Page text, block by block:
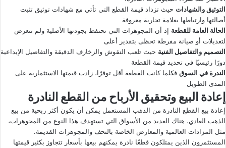
التوثيق والشهادات حيث تزداد قيمة القطع التي تأتي مع شهادات توثيق تثبت
أصالتها وارتباطها بعلامة تجارية معروفة
الحالة العامة للقطعة إذ أن المجوهرات التي تحتفظ بجودتها الأصلية ولم تتعرض
لتعديلات أو صيانة مفرطة تحظى بتقدير أعلى
التصميم والتفاصيل الفنية حيث تلعب النقوش والزخارف الدقيقة والتفاصيل الإبداعية
دورًا رئيسيًا في تحديد قيمة القطعة
الندرة في السوق فكلما كانت القطعة أقل توفرًا، زادت قيمتها الاستثمارية على
المدى الطويل
إعادة البيع وتحقيق الأرباح من القطع النادرة
إعادة بيع القطع النادرة من الذهب المستعمل يمكن أن يكون أكثر ربحية من بيع
الذهب العادي. هناك العديد من الأسواق التي تستهدف هذا النوع من المجوهرات،
مثل المزادات العالمية والمعارض الخاصة بالتحف والمجوهرات القديمة.
المستثمرون الذين يمتلكون قطعًا نادرة يمكنهم بيعها بأسعار تتجاوز بكثير قيمتها